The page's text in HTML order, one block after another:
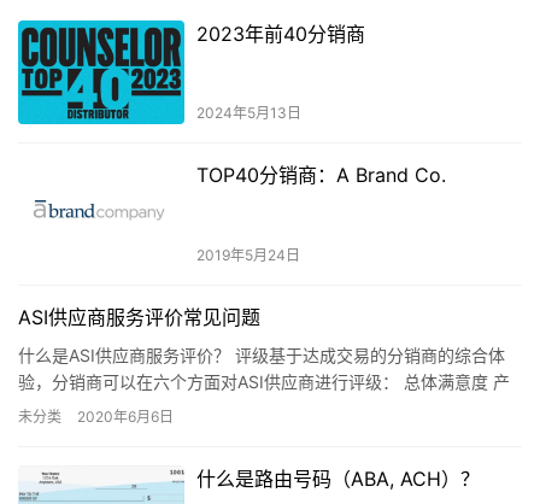
2023年前40分销商
2024年5月13日
TOP40分销商：A Brand Co.
2019年5月24日
ASI供应商服务评价常见问题
什么是ASI供应商服务评价？ 评级基于达成交易的分销商的综合体
验，分销商可以在六个方面对ASI供应商进行评级： 总体满意度 产
品质量 服务态度 交货速度 印刷质量 问题解决 分销商…
未分类 2020年6月6日
什么是路由号码（ABA, ACH）？